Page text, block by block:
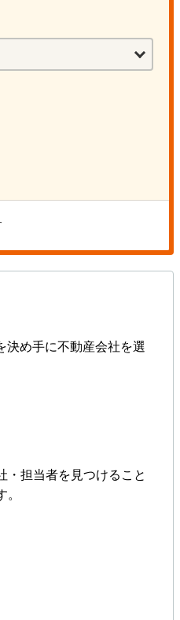
決め手に不動産会社を選
・担当者を見つけること